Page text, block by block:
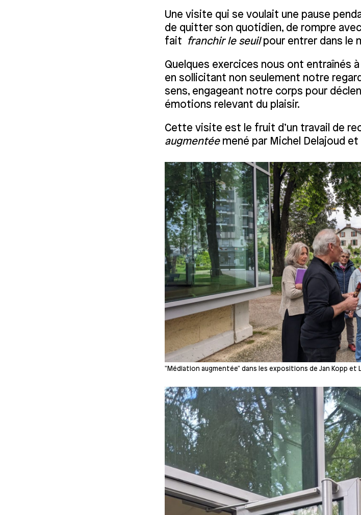
Une visite qui se voulait une pause
de quitter son quotidien, de rompre
fait franchir le seuilpour entrer dans le
Quelques exercices nous ont entraînés
en sollicitant non seulement notre
sens, engageant notre corps pour
émotions relevant du plaisir.
Cette visite est le fruit d’un travail de
augmentée mené par Michel Delajoud
"Médiation augmentée" dans les expositions de Jan Kopp et